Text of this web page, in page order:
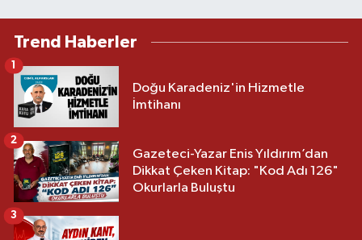
Trend Haberler
Doğu Karadeniz'in Hizmetle
İmtihanı
1
Gazeteci-Yazar Enis Yıldırım’dan
Dikkat Çeken Kitap: "Kod Adı 126"
Okurlarla Buluştu
2
3